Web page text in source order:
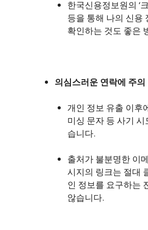
한국신용정보원의 ‘
등을 통해 나의 신용
확인하는 것도 좋은
의심스러운 연락에 주의
개인 정보 유출 이후
미싱 문자 등 사기
습니다.
출처가 불분명한 이
시지의 링크는 절대
인 정보를 요구하는
않습니다.